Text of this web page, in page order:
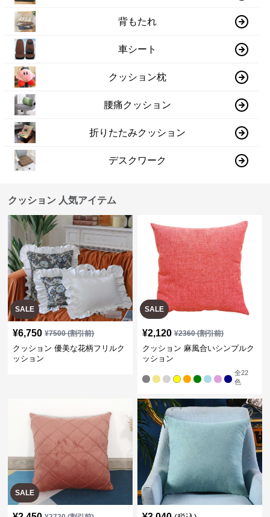
背もたれ
車シート
クッション枕
腰痛クッション
折りたたみクッション
デスクワーク
クッション 人気アイテム
SALE
¥6,750 ¥7500(割引前)
クッション 優美な花柄フリルク
ッション
SALE
¥2,120 ¥2360(割引前)
クッション 麻風合いシンプルク
ッション
全22
色
SALE